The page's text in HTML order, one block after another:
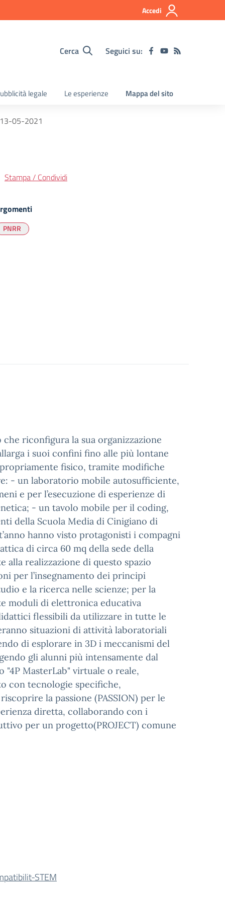
Accedi
Cerca Seguici su:
legale Le esperienze Mappa del sito
05-2021
Stampa / Condividi
PNRR
che riconfigura la sua organizzazione
i suoi confini fino alle più lontane
propriamente fisico, tramite modifiche
- un laboratorio mobile autosufficiente,
e per l’esecuzione di esperienze di
- un tavolo mobile per il coding,
della Scuola Media di Cinigiano di
hanno visto protagonisti i compagni
di circa 60 mq della sede della
alla realizzazione di questo spazio
per l’insegnamento dei principi
e la ricerca nelle scienze; per la
moduli di elettronica educativa
flessibili da utilizzare in tutte le
situazioni di attività laboratoriali
di esplorare in 3D i meccanismi del
gli alunni più intensamente dal
MasterLab" virtuale o reale,
con tecnologie specifiche,
la passione (PASSION) per le
diretta, collaborando con i
per un progetto(PROJECT) comune
STEM